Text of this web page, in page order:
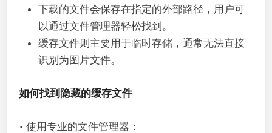
下载的文件会保存在指定的外部路径，用户可
以通过文件管理器轻松找到。
缓存文件则主要用于临时存储，通常无法直接
识别为图片文件。
如何找到隐藏的缓存文件
• 使用专业的文件管理器：